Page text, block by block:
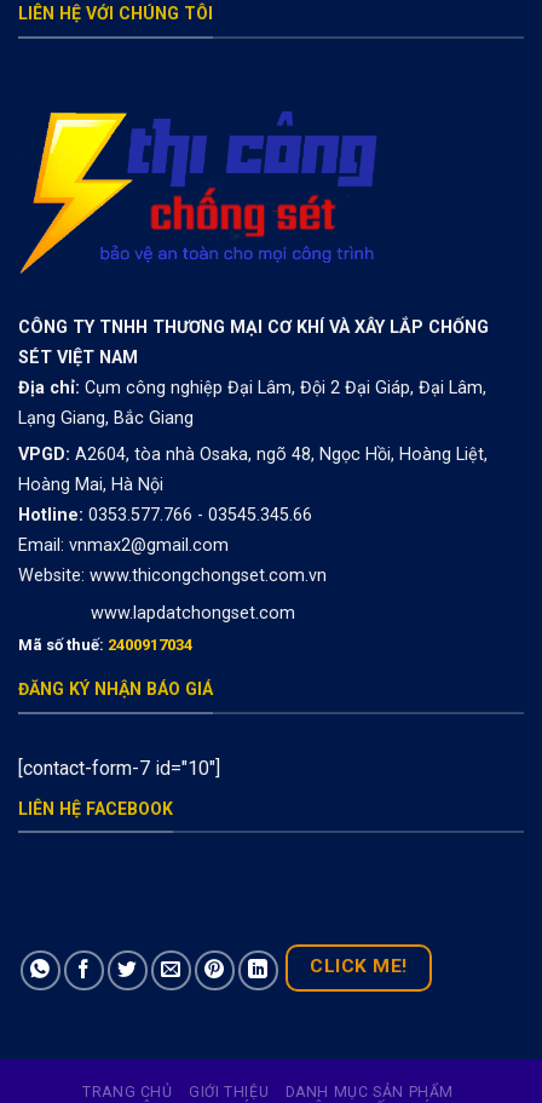
LIÊN HỆ VỚI CHÚNG TÔI
CÔNG TY TNHH THƯƠNG MẠI CƠ KHÍ VÀ XÂY LẮP CHỐNG
SÉT VIỆT NAM
Địa chỉ: Cụm công nghiệp Đại Lâm, Đội 2 Đại Giáp, Đại Lâm,
Lạng Giang, Bắc Giang
VPGD: A2604, tòa nhà Osaka, ngõ 48, Ngọc Hồi, Hoàng Liệt,
Hoàng Mai, Hà Nội
Hotline: 0353.577.766 - 03545.345.66
Email: vnmax2@gmail.com
Website: www.thicongchongset.com.vn
www.lapdatchongset.com
Mã số thuế: 2400917034
ĐĂNG KÝ NHẬN BÁO GIÁ
[contact-form-7 id="10"]
LIÊN HỆ FACEBOOK
CLICK ME!
TRANG CHỦ GIỚI THIỆU
DANH MỤC SẢN PHẨM